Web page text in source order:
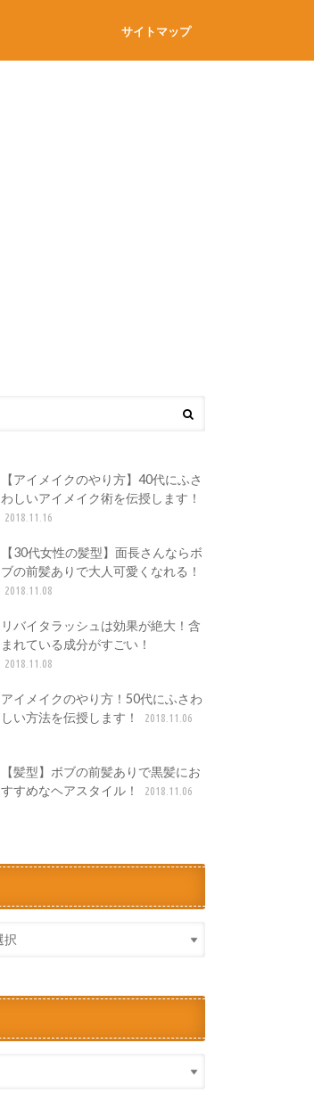
サイトマップ
【アイメイクのやり方】40代にふさ
わしいアイメイク術を伝授します！
2018.11.16
【30代女性の髪型】面長さんならボ
ブの前髪ありで大人可愛くなれる！
2018.11.08
リバイタラッシュは効果が絶大！含
まれている成分がすごい！
2018.11.08
アイメイクのやり方！50代にふさわ
しい方法を伝授します！
2018.11.06
【髪型】ボブの前髪ありで黒髪にお
すすめなヘアスタイル！
2018.11.06